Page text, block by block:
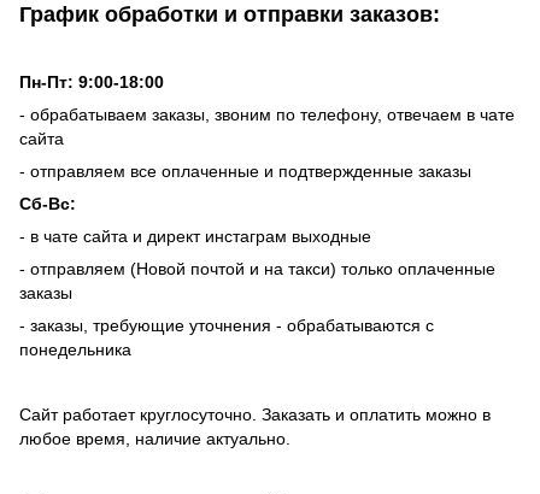
График обработки и отправки заказов:
Пн-Пт: 9:00-18:00
- обрабатываем заказы, звоним по телефону, отвечаем в чате
сайта
- отправляем все оплаченные и подтвержденные заказы
Сб-Вс:
- в чате сайта и директ инстаграм выходные
- отправляем (Новой почтой и на такси) только оплаченные
заказы
- заказы, требующие уточнения - обрабатываются с
понедельника
Сайт работает круглосуточно. Заказать и оплатить можно в
любое время, наличие актуально.